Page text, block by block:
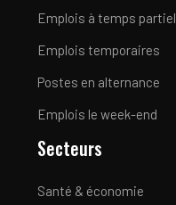
Emplois à temps partiel
Emplois temporaires
Postes en alternance
Emplois le week-end
Secteurs
Santé & économie